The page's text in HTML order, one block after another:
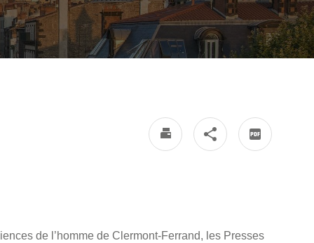
de l’homme de Clermont-Ferrand, les Presses